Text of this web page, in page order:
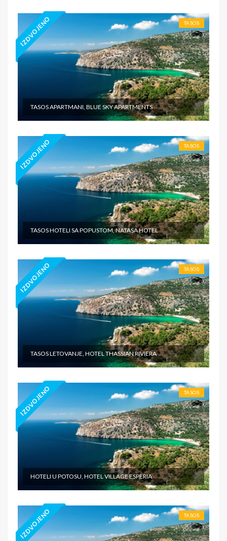
IZDVOJENO TASOS
TASOS APARTMANI, BLUE SKY APARTMENTS
IZDVOJENO TASOS
TASOS HOTELI SA POPUSTOM, NATASA HOTEL
IZDVOJENO TASOS
TASOS LETOVANJE, HOTEL THASSIAN RIVIERA
IZDVOJENO TASOS
HOTELI U POTOSU, HOTEL VILLAGE ESPERIA
IZDVOJENO TASOS